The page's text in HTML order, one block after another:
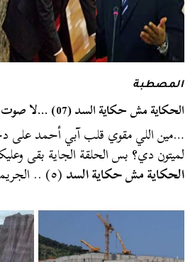
المصطبة
الحكاية مش حكاية السد (07) …لا صوت يعلو فوق صوت المعركة
…مين اللي مقوي قلب آبي أحمد على
لميتون دي؟ بس الحلقة الجاية بقى
الحكاية مش حكاية السد(٥) .. الجريمة الكاملة…